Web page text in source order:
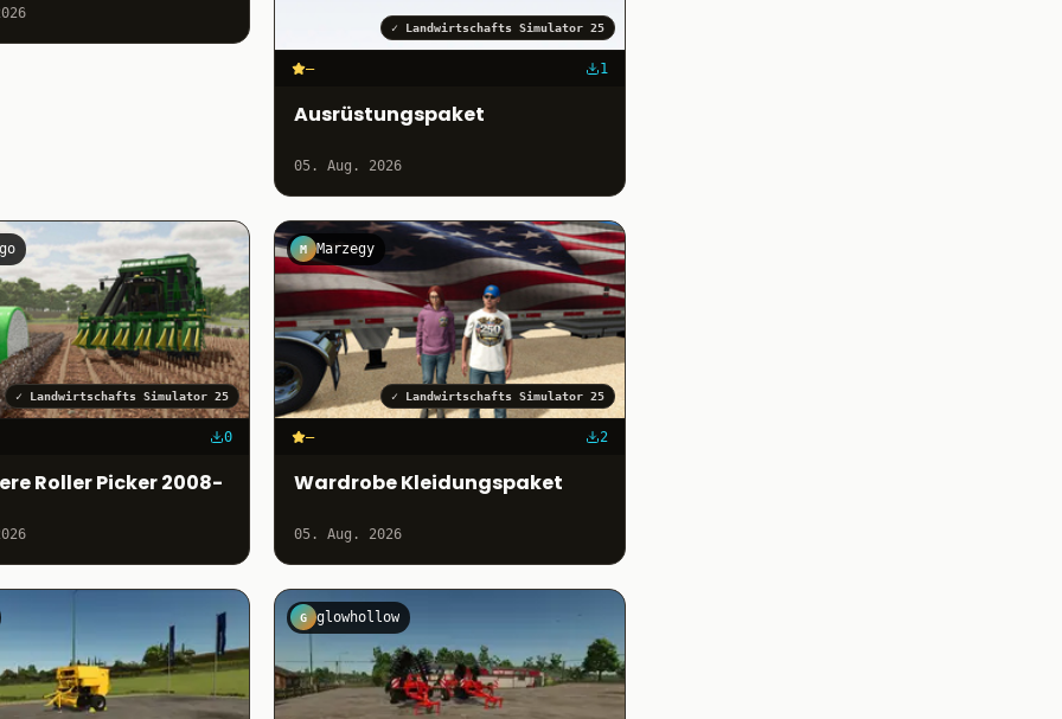
✓ Landwirtschafts Simulator 25
– 1
Ausrüstungspaket
05. Aug. 2026
✓ Landwirtschafts Simulator 25
0
Roller Picker 2008-
M Marzegy
✓ Landwirtschafts Simulator 25
– 2
Wardrobe Kleidungspaket
05. Aug. 2026
G glowhollow